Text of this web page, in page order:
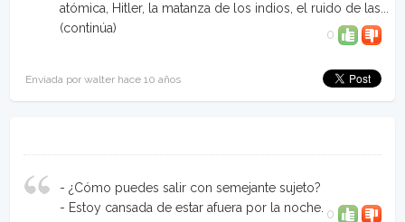
atómica, Hitler, la matanza de los indios, el ruido de las...
(continúa)
0
Enviada por walter hace 10 años
- ¿Cómo puedes salir con semejante sujeto?
- Estoy cansada de estar afuera por la noche. 0